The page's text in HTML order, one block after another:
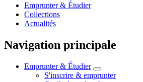
Emprunter & Étudier
Collections
Actualités
Navigation principale
Emprunter & Étudier
S'inscrire & emprunter